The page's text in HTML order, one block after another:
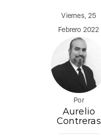
Viernes, 25
Febrero 2022
Por
Aurelio
Contreras